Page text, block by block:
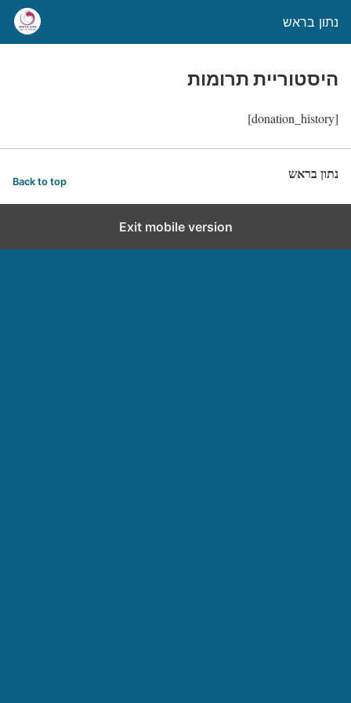
נתון בראש
היסטוריית תרומות
[donation_history]
נתון בראש Back to top
Exit mobile version